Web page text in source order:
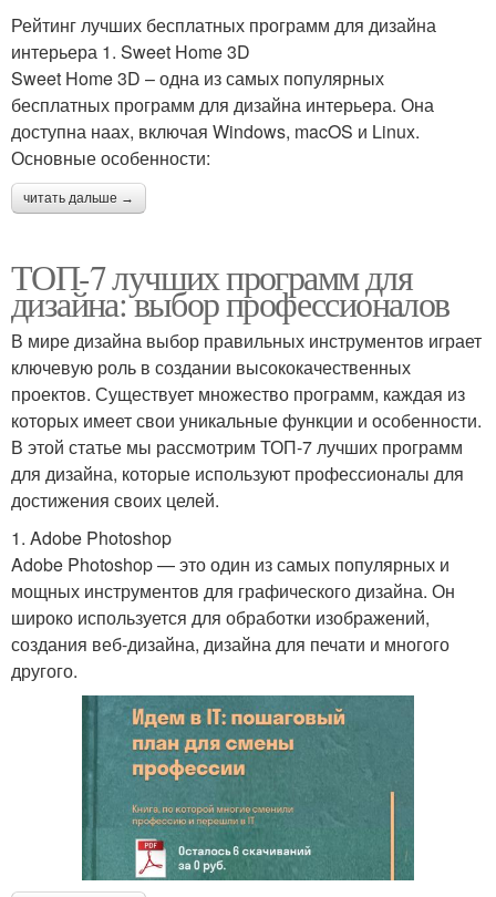
Рейтинг лучших бесплатных программ для дизайна
интерьера 1. Sweet Home 3D
Sweet Home 3D – одна из самых популярных
бесплатных программ для дизайна интерьера. Она
доступна наах, включая Windows, macOS и Linux.
Основные особенности:
читать дальше →
ТОП-7 лучших программ для
дизайна: выбор профессионалов
В мире дизайна выбор правильных инструментов играет
ключевую роль в создании высококачественных
проектов. Существует множество программ, каждая из
которых имеет свои уникальные функции и особенности.
В этой статье мы рассмотрим ТОП-7 лучших программ
для дизайна, которые используют профессионалы для
достижения своих целей.
1. Adobe Photoshop
Adobe Photoshop — это один из самых популярных и
мощных инструментов для графического дизайна. Он
широко используется для обработки изображений,
создания веб-дизайна, дизайна для печати и многого
другого.